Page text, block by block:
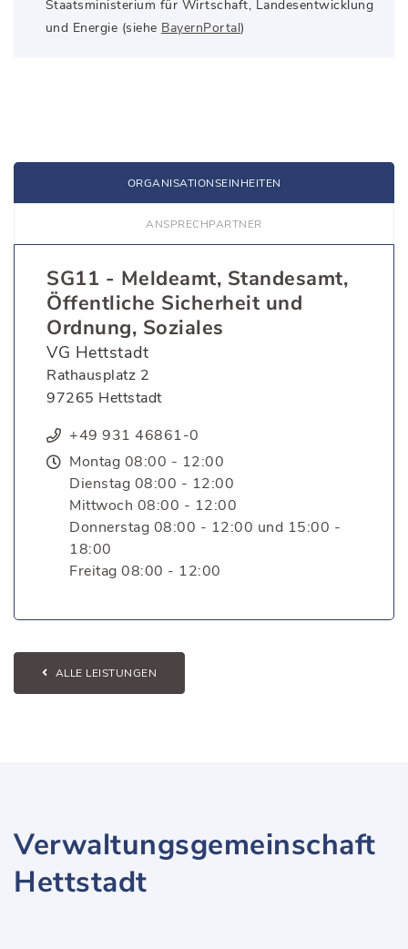
Staatsministerium für Wirtschaft, Landesentwicklung
und Energie (siehe BayernPortal)
ORGANISATIONS­EINHEITEN
ANSPRECH­PARTNER
SG11 - Meldeamt, Standesamt,
Öffentliche Sicherheit und
Ordnung, Soziales
VG Hettstadt
Rathausplatz 2
97265 Hettstadt
+49 931 46861-0
Montag 08:00 - 12:00
Dienstag 08:00 - 12:00
Mittwoch 08:00 - 12:00
Donnerstag 08:00 - 12:00 und 15:00 -
18:00
Freitag 08:00 - 12:00
ALLE LEISTUNGEN
Verwaltungsgemeinschaft
Hettstadt